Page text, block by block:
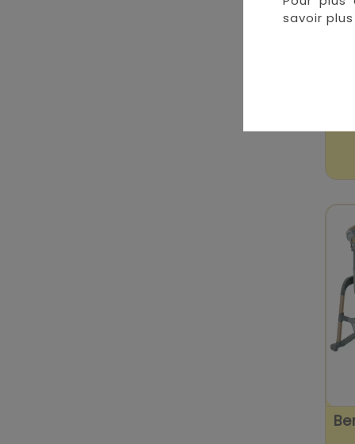
savoir plus